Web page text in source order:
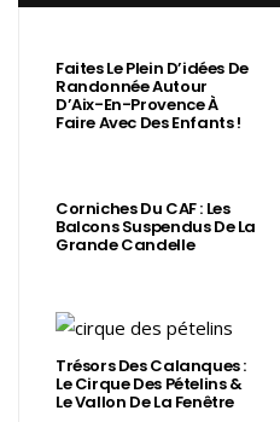
Faites Le Plein D’idées De
Randonnée Autour
D’Aix-En-Provence À
Faire Avec Des Enfants !
Corniches Du CAF : Les
Balcons Suspendus De La
Grande Candelle
Trésors Des Calanques :
Le Cirque Des Pételins &
Le Vallon De La Fenêtre